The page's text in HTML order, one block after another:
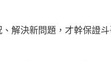
解決新問題，才幹保證